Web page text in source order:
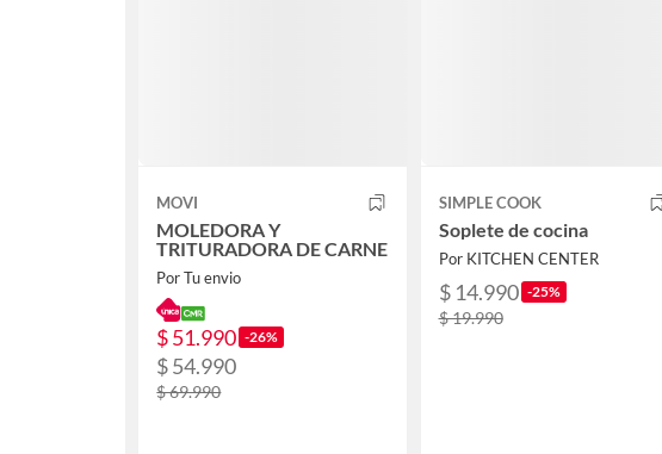
MOVI
MOLEDORA Y
TRITURADORA DE CARNE
Por Tu envio
$ 51.990 -26%
$ 54.990
$ 69.990
SIMPLE COOK
Soplete de cocina
Por KITCHEN CENTER
$ 14.990 -25%
$ 19.990